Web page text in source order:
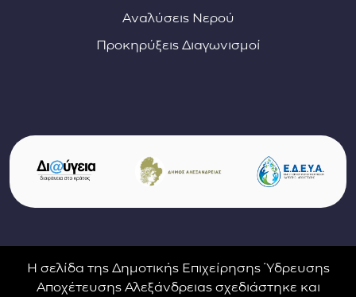
Αναλύσεις Νερού
Προκηρύξεις Διαγωνισμοί
Σύνδεσμοι φορέων και συνεργατών
(ανοίγει σε νέο παράθυρο)
(ανοίγει σε νέο
Η σελίδα της Δημοτικής Επιχείρησης Ύδρευσης
Αποχέτευσης Αλεξάνδρειας σχεδιάστηκε και